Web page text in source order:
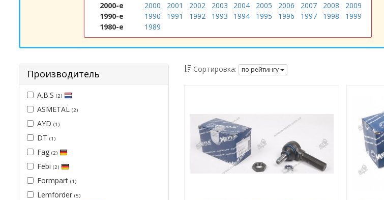
2000-е
2000 2001 2002 2003 2004 2005 2006 2007 2008
2009
1990-е
1990 1991 1992 1993 1994 1995 1996 1997 1998
1999
1980-е
1989
Производитель
A.B.S (2)
ASMETAL (2)
AYD (1)
DT (1)
Fag (2)
Febi (2)
Formpart (1)
Lemforder (5)
Сортировка: по рейтингу